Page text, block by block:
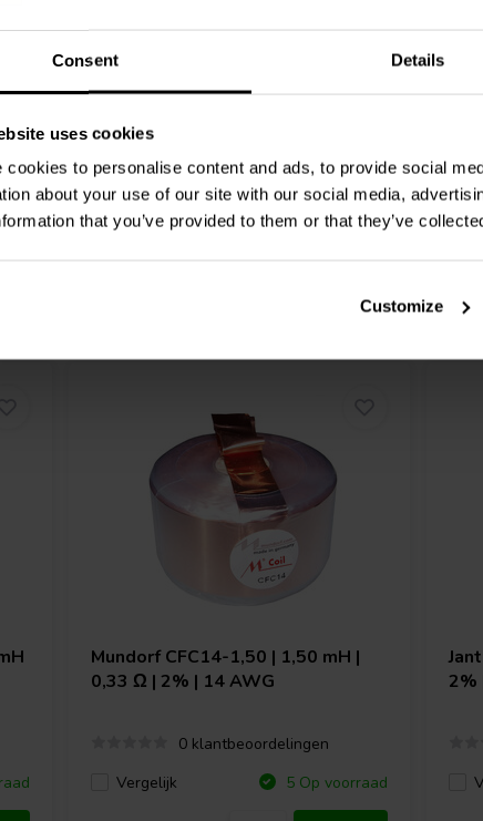
Consent Details
uses cookies
cookies to personalise content and ads, to provide social
about your use of our site with our social media,
that you’ve provided to them or that they’ve
Customize
MundorfCFC14-1,50 | 1,50 mH |
0,33 Ω | 2% | 14 AWG
0 klantbeoordelingen
Vergelijk
5 Op voorraad
2%